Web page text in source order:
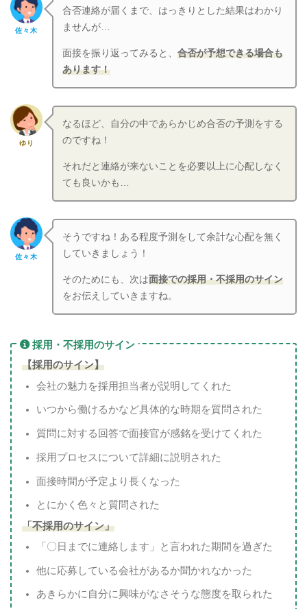
佐々木
合否連絡が届くまで、はっきりとした結果はわかり
ませんが…
面接を振り返ってみると、合否が予想できる場合も
あります！
ゆり
なるほど、自分の中であらかじめ合否の予測をする
のですね！
それだと連絡が来ないことを必要以上に心配しなく
ても良いかも…
佐々木
そうですね！ある程度予測をして余計な心配を無く
していきましょう！
そのためにも、次は面接での採用・不採用のサイン
をお伝えしていきますね。
採用・不採用のサイン
【採用のサイン】
会社の魅力を採用担当者が説明してくれた
いつから働けるかなど具体的な時期を質問された
質問に対する回答で面接官が感銘を受けてくれた
採用プロセスについて詳細に説明された
面接時間が予定より長くなった
とにかく色々と質問された
「不採用のサイン」
「〇日までに連絡します」と言われた期間を過ぎた
他に応募している会社があるか聞かれなかった
あきらかに自分に興味がなさそうな態度を取られた